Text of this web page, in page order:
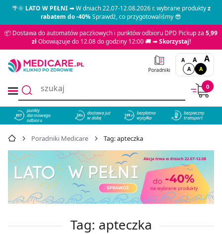
🌴🌞LATO W PEŁNI➡ W dniach 22.07-12.08.2026 r. wybrane produktyz
rabatem do -40%Sprawdź, co przygotowaliśmy 😎
📦 Dostawa do automatów paczkowych i punktów odbioru DPD Pickup za 5,99
złObowiązuje do 12.08 do godziny 12:00 🚚 ➡Skorzystaj!
Poradniki
A A A
A A
0
857
punkty
darmowego
odbioru
dostawa już
w dobę
bezpłatna
wysyłka
bezpieczny
transport
Poradniki Medicare Tag: apteczka
Tag: apteczka